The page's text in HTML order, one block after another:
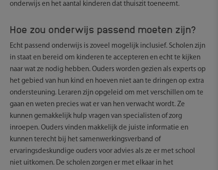
onderwijs en het aantal kinderen dat thuiszit toeneemt.
Hoe zou onderwijs passend moeten zijn?
Echt passend onderwijs is zoveel mogelijk inclusief. Scholen zijn
in staat en bereid om kinderen te accepteren en echt te kijken
naar wat ze nodig hebben. Ouders worden gezien als experts op
het gebied van hun kind en hoeven niet aan te dringen op extra
ondersteuning. Leraren zijn opgeleid om met verschillen om te
gaan en weten precies wat er van hen verwacht wordt. Ze
kunnen gemakkelijk hulp vragen van specialisten of zorg
inroepen. Ouders vinden makkelijk de juiste informatie en
kunnen terecht bij het samenwerkingsverband of
ervaringsdeskundige ouders voor advies als ze er met school
niet uitkomen. De scholen zorgen er met elkaar in het